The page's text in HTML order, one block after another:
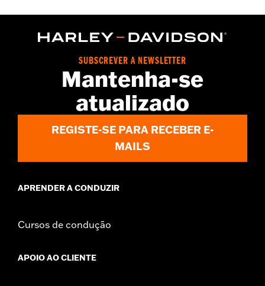
SUBSCREVER A NEWSLETTER
Mantenha-se
atualizado
REGISTE-SE PARA RECEBER E-
MAILS
APRENDER A CONDUZIR
Cursos de condução
APOIO AO CLIENTE